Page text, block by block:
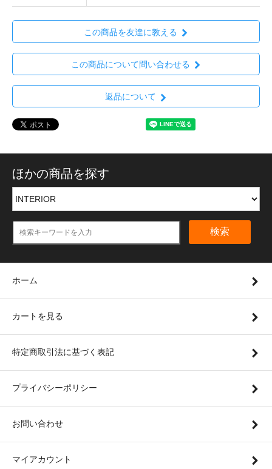
この商品を友達に教える
この商品について問い合わせる
返品について
ほかの商品を探す
検索
ホーム
カートを見る
特定商取引法に基づく表記
プライバシーポリシー
お問い合わせ
マイアカウント